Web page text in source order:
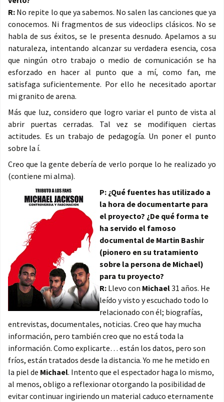
R: No repite lo que ya sabemos. No salen las canciones que ya
conocemos. Ni fragmentos de sus videoclips clásicos. No se
habla de sus éxitos, se le presenta desnudo. Apelamos a su
naturaleza, intentando alcanzar su verdadera esencia, cosa
que ningún otro trabajo o medio de comunicación se ha
esforzado en hacer al punto que a mí, como fan, me
satisfaga suficientemente. Por ello he necesitado aportar
mi granito de arena.
Más que luz, considero que logro variar el punto de vista al
abrir puertas cerradas. Tal vez se modifiquen ciertas
actitudes. Es un trabajo de pedagogía. Un poner el punto
sobre la í.
Creo que la gente debería de verlo porque lo he realizado yo
(contiene mi alma).
P: ¿Qué fuentes has utilizado a
la hora de documentarte para
el proyecto? ¿De qué forma te
ha servido el famoso
documental de Martin Bashir
(pionero en su tratamiento
sobre la persona de Michael)
para tu proyecto?
R: Llevo con Michael31 años. He
leído y visto y escuchado todo lo
relacionado con él; biografías,
entrevistas, documentales, noticias. Creo que hay mucha
información, pero también creo que no está toda la
información. Como explicarte… están los datos, pero son
fríos, están tratados desde la distancia. Yo me he metido en
la piel de Michael. Intento que el espectador haga lo mismo,
al menos, obligo a reflexionar otorgando la posibilidad de
evitar continuar ingiriendo un material caduco eternamente